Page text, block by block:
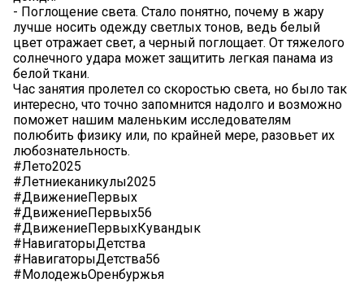
- Поглощение света. Стало понятно, почему в жару
лучше носить одежду светлых тонов, ведь белый
цвет отражает свет, а черный поглощает. От тяжелого
солнечного удара может защитить легкая панама из
белой ткани.
Час занятия пролетел со скоростью света, но было так
интересно, что точно запомнится надолго и возможно
поможет нашим маленьким исследователям
полюбить физику или, по крайней мере, разовьет их
любознательность.
#Лето2025
#Летниеканикулы2025
#ДвижениеПервых
#ДвижениеПервых56
#ДвижениеПервыхКувандык
#НавигаторыДетства
#НавигаторыДетства56
#МолодежьОренбуржья